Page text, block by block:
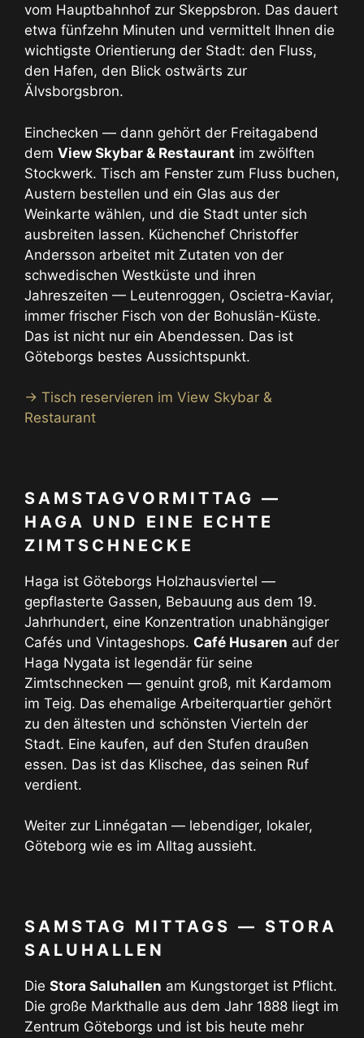
vom Hauptbahnhof zur Skeppsbron. Das dauert
etwa fünfzehn Minuten und vermittelt Ihnen die
wichtigste Orientierung der Stadt: den Fluss,
den Hafen, den Blick ostwärts zur
Älvsborgsbron.
Einchecken — dann gehört der Freitagabend
dem View Skybar & Restaurant im zwölften
Stockwerk. Tisch am Fenster zum Fluss buchen,
Austern bestellen und ein Glas aus der
Weinkarte wählen, und die Stadt unter sich
ausbreiten lassen. Küchenchef Christoffer
Andersson arbeitet mit Zutaten von der
schwedischen Westküste und ihren
Jahreszeiten — Leutenroggen, Oscietra-Kaviar,
immer frischer Fisch von der Bohuslän-Küste.
Das ist nicht nur ein Abendessen. Das ist
Göteborgs bestes Aussichtspunkt.
→ Tisch reservieren im View Skybar &
Restaurant
SAMSTAGVORMITTAG —
HAGA UND EINE ECHTE
ZIMTSCHNECKE
Haga ist Göteborgs Holzhausviertel —
gepflasterte Gassen, Bebauung aus dem 19.
Jahrhundert, eine Konzentration unabhängiger
Cafés und Vintageshops. Café Husaren auf der
Haga Nygata ist legendär für seine
Zimtschnecken — genuint groß, mit Kardamom
im Teig. Das ehemalige Arbeiterquartier gehört
zu den ältesten und schönsten Vierteln der
Stadt. Eine kaufen, auf den Stufen draußen
essen. Das ist das Klischee, das seinen Ruf
verdient.
Weiter zur Linnégatan — lebendiger, lokaler,
Göteborg wie es im Alltag aussieht.
SAMSTAG MITTAGS — STORA
SALUHALLEN
Die Stora Saluhallen am Kungstorget ist Pflicht.
Die große Markthalle aus dem Jahr 1888 liegt im
Zentrum Göteborgs und ist bis heute mehr